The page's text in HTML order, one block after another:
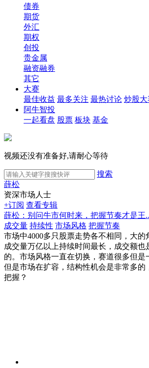
债券
期货
外汇
期权
创投
贵金属
融资融券
其它
大赛
最佳收益 最多关注 最热讨论 炒股大
阿牛智投
一起看盘 股票 板块 基金
视频还没有准备好,请耐心等待
搜索
薛松
资深市场人士
+订阅 查看专辑
薛松：别问牛市何时来，把握节奏才是王
成交量 持续性 市场风格 把握节奏
市场中4000多只股票走势各不相同，大的
成交量万亿以上持续时间最长，成交额也
的。市场风格一直在切换，赛道很多但是
但是市场在扩容，结构性机会是非常多的
把握？